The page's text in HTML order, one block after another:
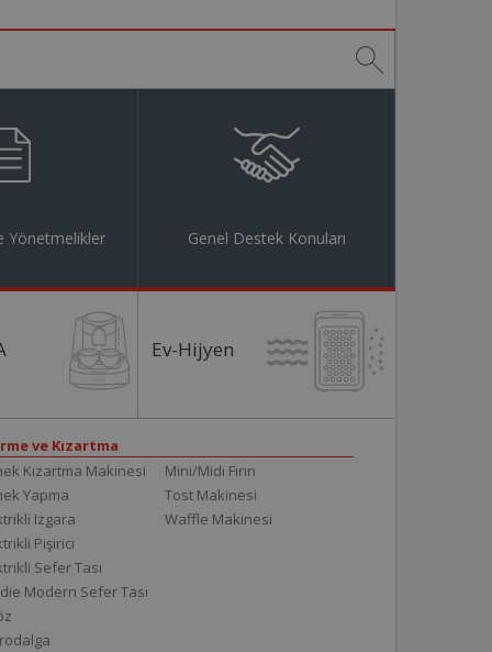
Yönetmelikler Genel Destek Konuları
Ev-Hijyen
ve Kızartma
Kızartma Makinesi
Yapma
Izgara
Pişirici
Sefer Tası
Modern Sefer Tası
Mini/Midi Fırın
Tost Makinesi
Waffle Makinesi